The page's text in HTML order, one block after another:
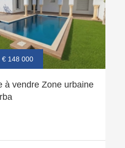
€ 148 000
à vendre Zone urbaine